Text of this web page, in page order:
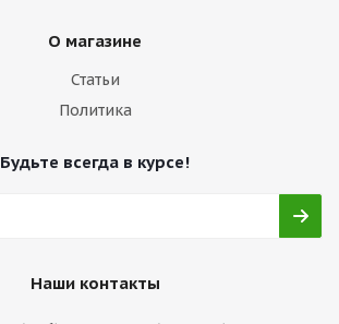
О магазине
Статьи
Политика
Будьте всегда в курсе!
Наши контакты